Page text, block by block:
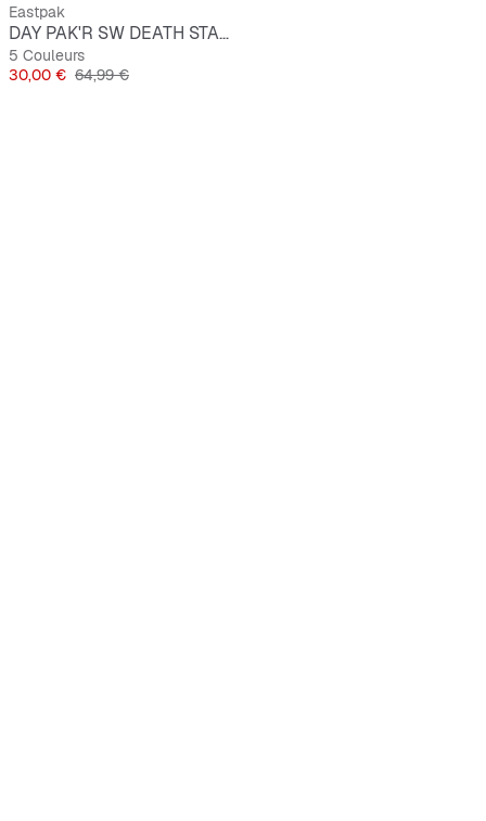
Eastpak
DAY PAK'R SW DEATH STAR black
5 Couleurs
Prix
30,00 € Prix original
64,99 €